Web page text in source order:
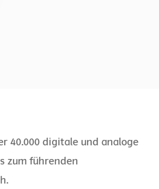
40.000 digitale und analoge
zum führenden